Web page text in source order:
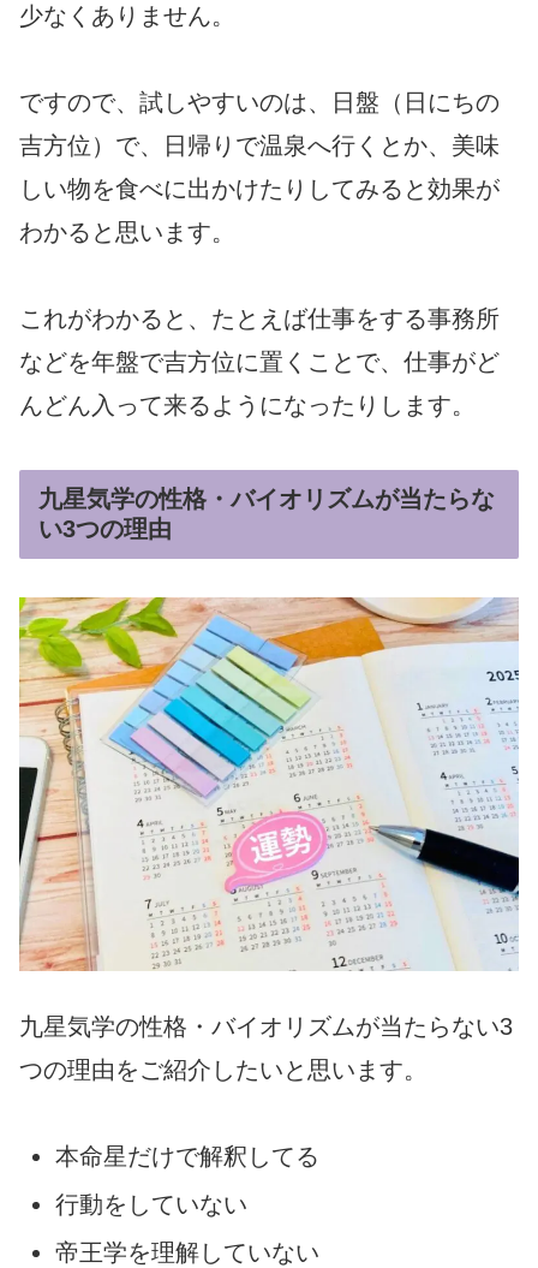
少なくありません。
ですので、試しやすいのは、日盤（日にちの
吉方位）で、日帰りで温泉へ行くとか、美味
しい物を食べに出かけたりしてみると効果が
わかると思います。
これがわかると、たとえば仕事をする事務所
などを年盤で吉方位に置くことで、仕事がど
んどん入って来るようになったりします。
九星気学の性格・バイオリズムが当たらな
い3つの理由
九星気学の性格・バイオリズムが当たらない3
つの理由をご紹介したいと思います。
本命星だけで解釈してる
行動をしていない
帝王学を理解していない